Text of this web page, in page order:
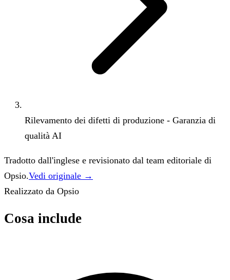
Rilevamento dei difetti di produzione - Garanzia di
qualità AI
Tradotto dall'inglese e revisionato dal team editoriale di
Opsio.Vedi originale →
Realizzato da Opsio
Cosa include